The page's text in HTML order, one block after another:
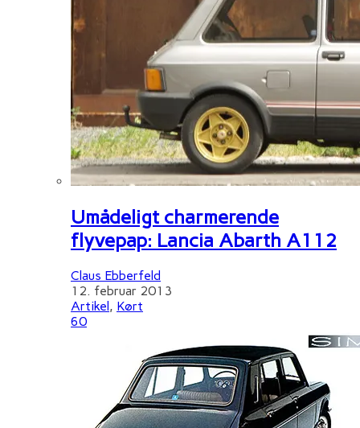
Umådeligt charmerende
flyvepap: Lancia Abarth A112
Claus Ebberfeld
12. februar 2013
Artikel, Kørt
60